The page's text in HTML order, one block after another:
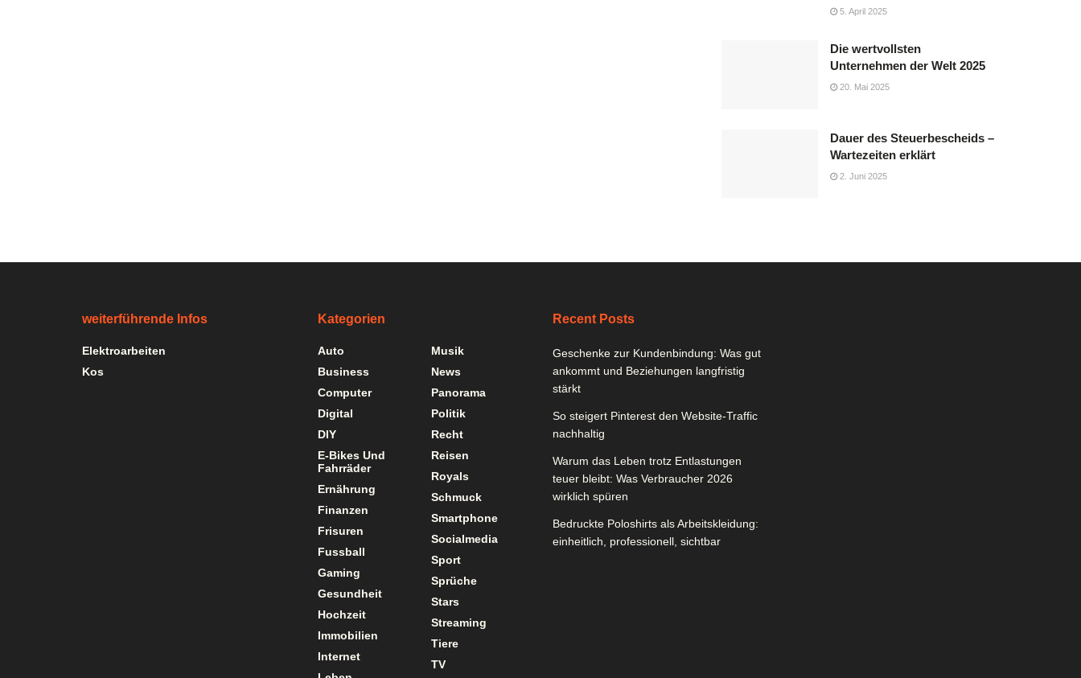
5. April 2025
Die wertvollsten
Unternehmen der Welt 2025
20. Mai 2025
Dauer des Steuerbescheids –
Wartezeiten erklärt
2. Juni 2025
weiterführende Infos
Elektroarbeiten
Kos
Kategorien
Auto
Business
Computer
Digital
DIY
E-Bikes Und
Fahrräder
Ernährung
Finanzen
Frisuren
Fussball
Gaming
Gesundheit
Hochzeit
Immobilien
Internet
Musik
News
Panorama
Politik
Recht
Reisen
Royals
Schmuck
Smartphone
Socialmedia
Sport
Sprüche
Stars
Streaming
Tiere
TV
Recent Posts
Geschenke zur Kundenbindung: Was gut
ankommt und Beziehungen langfristig
stärkt
So steigert Pinterest den Website-Traffic
nachhaltig
Warum das Leben trotz Entlastungen
teuer bleibt: Was Verbraucher 2026
wirklich spüren
Bedruckte Poloshirts als Arbeitskleidung:
einheitlich, professionell, sichtbar